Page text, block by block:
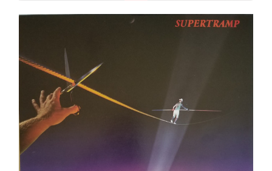
Supertramp ‎– Famous Last Words LP
Ajouter au panier